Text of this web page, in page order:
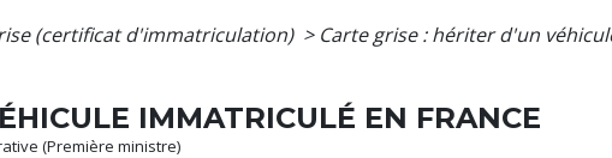
(certificat d'immatriculation) > Carte grise : hériter d'un
IMMATRICULÉ EN FRANCE
(Première ministre)